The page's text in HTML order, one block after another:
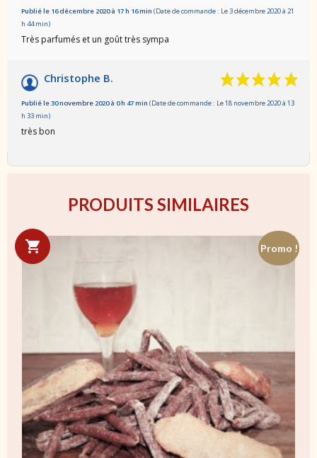
Publié le 16 décembre 2020 à 17 h 16 min (Date de commande : Le 3 décembre 2020 à 21
h 44 min)
Très parfumés et un goût très sympa
Christophe B.
Publié le 30 novembre 2020 à 0 h 47 min (Date de commande : Le 18 novembre 2020 à 13
h 33 min)
très bon
PRODUITS SIMILAIRES
Promo !